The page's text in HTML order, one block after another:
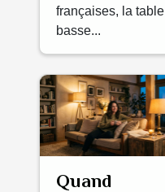
architectes
français
françaises, la table
basse...
Quand